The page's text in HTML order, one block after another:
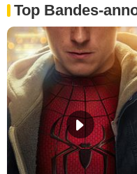
Top Bandes-